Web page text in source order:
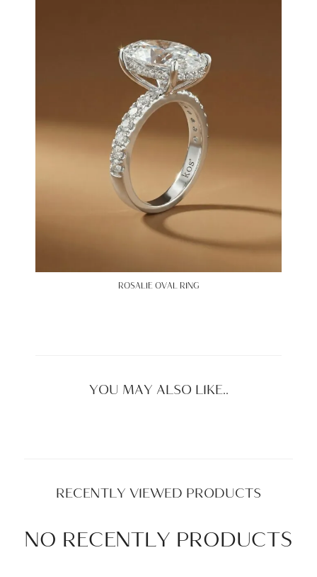
ROSALIE OVAL RING
YOU MAY ALSO LIKE..
RECENTLY VIEWED PRODUCTS
NO RECENTLY PRODUCTS